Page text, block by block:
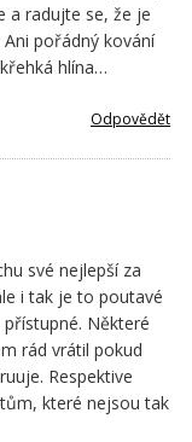
a radujte se, že je
pořádný kování
hlína…
Odpovědět
své nejlepší za
i tak je to poutavé
Některé
rád vrátil pokud
Respektive
které nejsou tak